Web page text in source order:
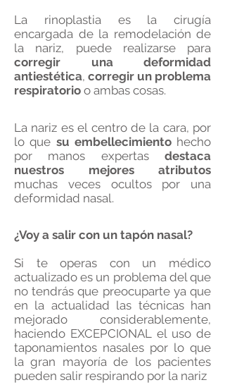
La rinoplastia es la cirugía
encargada de la remodelación de
la nariz, puede realizarse para
corregir una deformidad
antiestética, corregir un problema
respiratorio o ambas cosas.
La nariz es el centro de la cara, por
lo que su embellecimientohecho
por manos expertas destaca
nuestros mejores atributos
muchas veces ocultos por una
deformidad nasal.
¿Voy a salir con un tapón nasal?
Si te operas con un médico
actualizado es un problema del que
no tendrás que preocuparte ya que
en la actualidad las técnicas han
mejorado considerablemente,
haciendo EXCEPCIONAL el uso de
taponamientos nasales por lo que
la gran mayoría de los pacientes
pueden salir respirando por la nariz